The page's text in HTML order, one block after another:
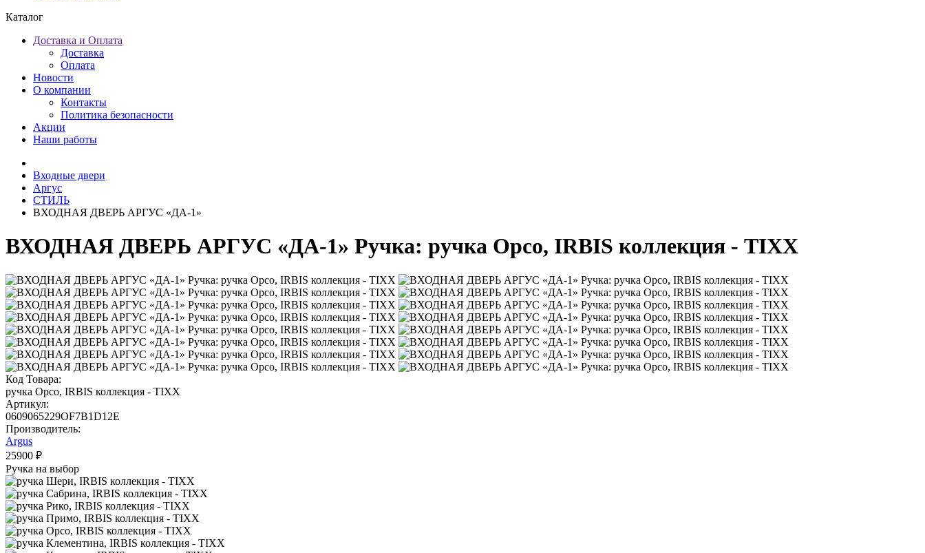
Каталог
Доставка и Оплата
Доставка
Оплата
Новости
О компании
Контакты
Политика безопасности
Акции
Наши работы
Входные двери
Аргус
СТИЛЬ
ВХОДНАЯ ДВЕРЬ АРГУС «ДА-1»
ВХОДНАЯ ДВЕРЬ АРГУС «ДА-1» Ручка: ручка Орсо, IRBIS коллекция - TIXX
Код Товара:
ручка Орсо, IRBIS коллекция - TIXX
Артикул:
0609065229OF7B1D12E
Производитель:
Argus
25900 ₽
Ручка на выбор